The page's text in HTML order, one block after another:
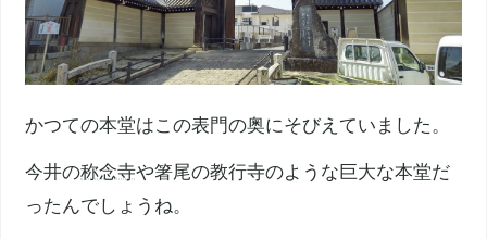
かつての本堂はこの表門の奥にそびえていました。
今井の称念寺や箸尾の教行寺のような巨大な本堂だ
ったんでしょうね。